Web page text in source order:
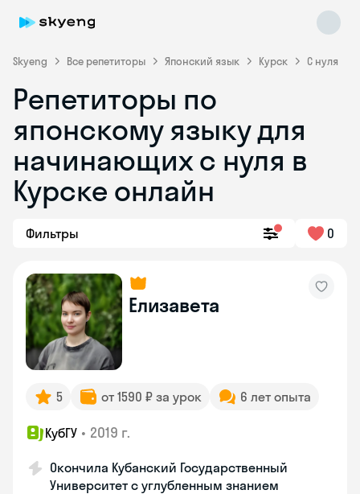
Skyeng Все репетиторы Японский язык Курск С нуля
Репетиторы по
японскому языку для
начинающих с нуля в
Курске онлайн
Фильтры 0
Елизавета
5 от 1590 ₽ за урок 6 лет опыта
КубГУ • 2019 г.
Окончила Кубанский Государственный
Университет с углубленным знанием